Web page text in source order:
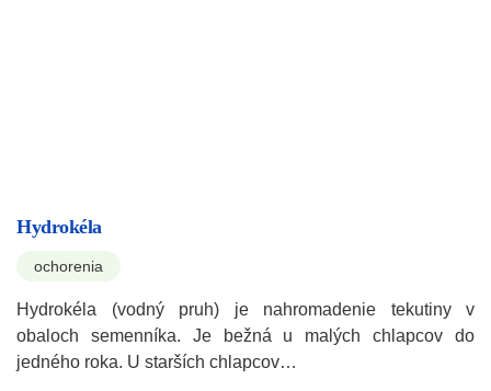
Hydrokéla
ochorenia
Hydrokéla (vodný pruh) je nahromadenie tekutiny v
obaloch semenníka. Je bežná u malých chlapcov do
jedného roka. U starších chlapcov…